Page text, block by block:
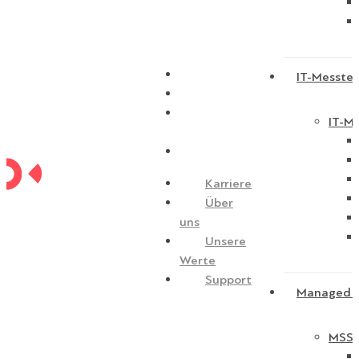
Karriere
Über
uns
Unsere
Werte
Support
IT-
IT-
Managed